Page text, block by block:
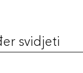
svidjeti